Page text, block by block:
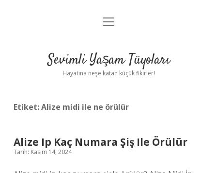
Anasayfa
Yasal Uyarı
menüyü
Sevimli Yaşam Tüyoları
Hayatına neşe katan küçük fikirler!
Etiket:Alize midi ile ne örülür
Alize Ip Kaç Numara Şiş Ile Örülür
Tarih: Kasım 14, 2024